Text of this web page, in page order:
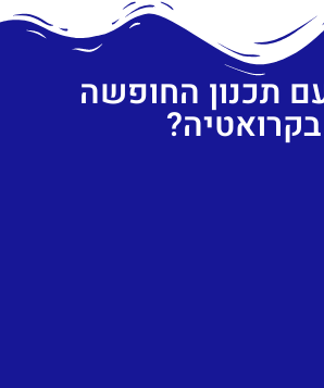
תכנון החופשה
בקרואטיה?